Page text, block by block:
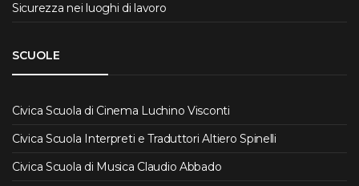
Sicurezza nei luoghi di lavoro
SCUOLE
Civica Scuola di Cinema Luchino Visconti
Civica Scuola Interpreti e Traduttori Altiero Spinelli
Civica Scuola di Musica Claudio Abbado